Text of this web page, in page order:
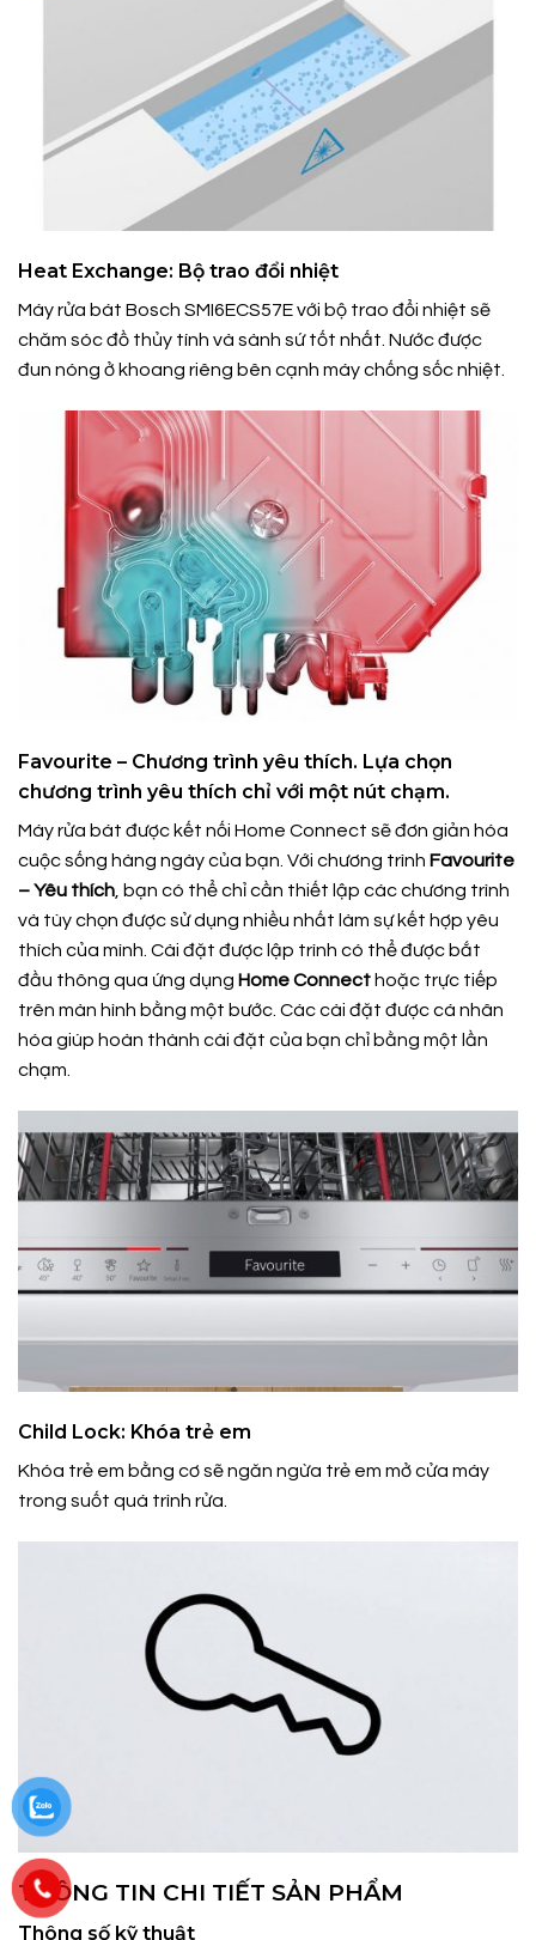
Heat Exchange: Bộ trao đổi nhiệt
Máy rửa bát Bosch SMI6ECS57E với bộ trao đổi nhiệt sẽ
chăm sóc đồ thủy tính và sành sứ tốt nhất. Nước được
đun nóng ở khoang riêng bên cạnh máy chống sốc nhiệt.
Favourite – Chương trình yêu thích. Lựa chọn
chương trình yêu thích chỉ với một nút chạm.
Máy rửa bát được kết nối Home Connect sẽ đơn giản hóa
cuộc sống hàng ngày của bạn. Với chương trình Favourite
– Yêu thích , bạn có thể chỉ cần thiết lập các chương trình
và tùy chọn được sử dụng nhiều nhất làm sự kết hợp yêu
thích của mình. Cài đặt được lập trình có thể được bắt
đầu thông qua ứng dụng Home Connect hoặc trực tiếp
trên màn hình bằng một bước. Các cài đặt được cá nhân
hóa giúp hoàn thành cài đặt của bạn chỉ bằng một lần
chạm.
Child Lock: Khóa trẻ em
Khóa trẻ em bằng cơ sẽ ngăn ngừa trẻ em mở cửa máy
trong suốt quá trình rửa.
THÔNG TIN CHI TIẾT SẢN PHẨM
Thông số kỹ thuật